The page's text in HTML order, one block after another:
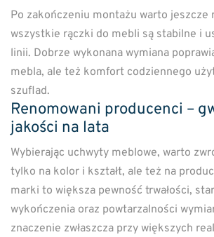
Po zakończeniu montażu warto jeszcze
wszystkie rączki do mebli są stabilne i
linii. Dobrze wykonana wymiana
mebla, ale też komfort codziennego
szuflad.
Renomowani producenci –
jakości na lata
Wybierając uchwyty meblowe, warto
tylko na kolor i kształt, ale też na
marki to większa pewność trwałości,
wykończenia oraz powtarzalności
znaczenie zwłaszcza przy większych